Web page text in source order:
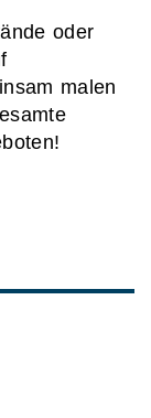
oder
malen